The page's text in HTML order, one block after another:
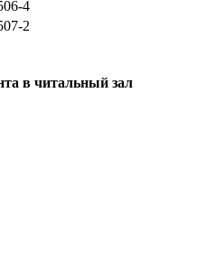
4
2
в читальный зал